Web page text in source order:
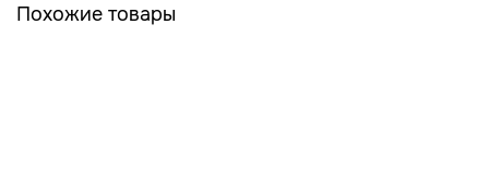
Похожие товары